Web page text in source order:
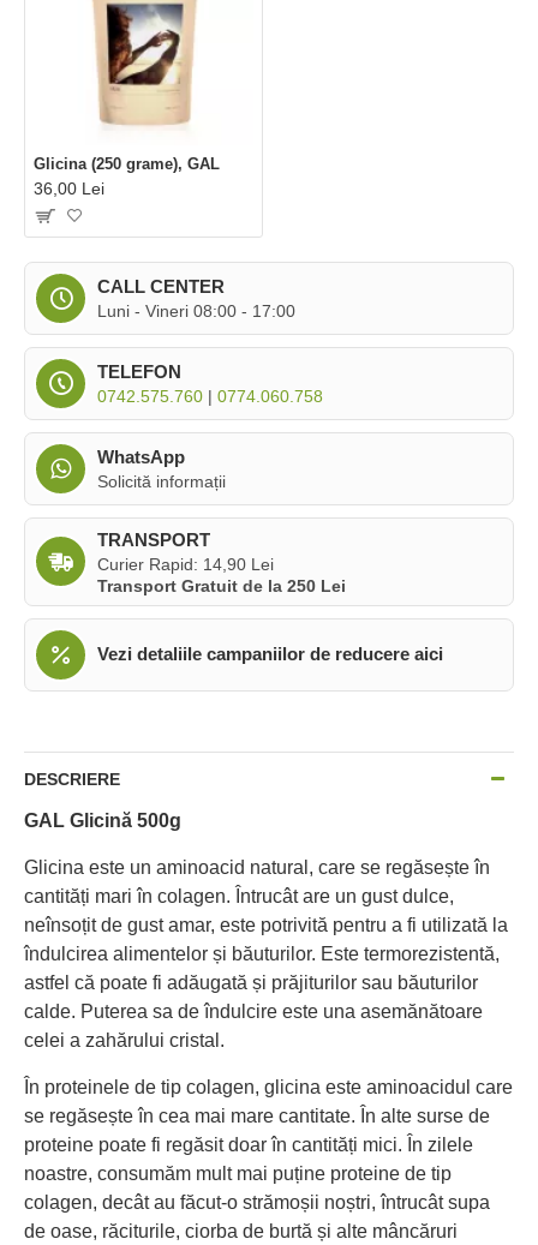
CALL CENTER
Luni - Vineri 08:00 - 17:00
TELEFON
0742.575.760 | 0774.060.758
WhatsApp
Solicită informații
TRANSPORT
Curier Rapid: 14,90 Lei
Transport Gratuit de la 250 Lei
Vezi detaliile campaniilor de reducere aici
Glicina (250 grame), GAL
36,00 Lei
DESCRIERE
GAL Glicină 500g
Glicina este un aminoacid natural, care se regăsește în
cantități mari în colagen. Întrucât are un gust dulce,
neînsoțit de gust amar, este potrivită pentru a fi utilizată la
îndulcirea alimentelor și băuturilor. Este termorezistentă,
astfel că poate fi adăugată și prăjiturilor sau băuturilor
calde. Puterea sa de îndulcire este una asemănătoare
celei a zahărului cristal.
În proteinele de tip colagen, glicina este aminoacidul care
se regăsește în cea mai mare cantitate. În alte surse de
proteine poate fi regăsit doar în cantități mici. În zilele
noastre, consumăm mult mai puține proteine de tip
colagen, decât au făcut-o strămoșii noștri, întrucât supa
de oase, răciturile, ciorba de burtă și alte mâncăruri